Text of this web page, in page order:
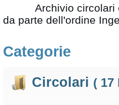
Archivio circolari
da parte dell'ordine
Categorie
Circolari ( 17